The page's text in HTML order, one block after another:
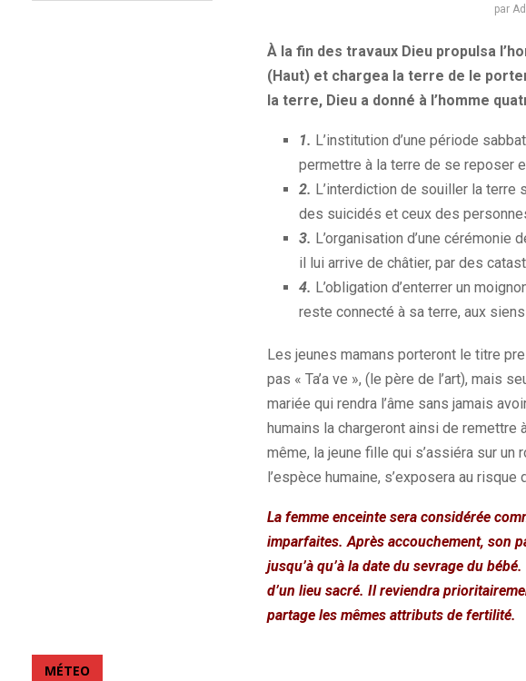
par
À la fin des travaux Dieu propulsa
(Haut) et chargea la terre de le
la terre, Dieu a donné à l’homme
1. L’institution d’une période
permettre à la terre de se reposer
2. L’interdiction de souiller la
des suicidés et ceux des
3. L’organisation d’une
il lui arrive de châtier, par des
4. L’obligation d’enterrer un
reste connecté à sa terre, aux
Les jeunes mamans porteront le titre
pas « Ta’a ve », (le père de l’art), mais
mariée qui rendra l’âme sans jamais
humains la chargeront ainsi de remettre
même, la jeune fille qui s’assiéra sur un
l’espèce humaine, s’exposera au
La femme enceinte sera considérée
imparfaites. Après accouchement, son
jusqu’à qu’à la date du sevrage du
d’un lieu sacré. Il reviendra
partage les mêmes attributs de fertilité.
MÉTEO